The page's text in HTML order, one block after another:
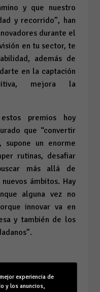
y que nuestro
y recorrido”, han
durante el
en tu sector, te
además de
en la captación
mejora la
premios hoy
que “convertir
supone un enorme
rutinas, desafiar
más allá de
ámbitos. Hay
alguna vez no
innovar va en
y también de los
buenas ideas en
experiencia de
y los anuncios,